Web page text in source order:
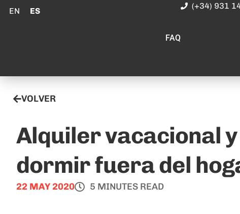
EN ES
FAQ
(+34) 931
VOLVER
Alquiler vacacional
dormir fuera del
22 MAY 2020 5 MINUTES READ